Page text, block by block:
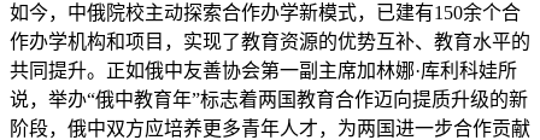
如今，中俄院校主动探索合作办学新模式，已建有150余个合
作办学机构和项目，实现了教育资源的优势互补、教育水平的
共同提升。正如俄中友善协会第一副主席加林娜·库利科娃所
说，举办“俄中教育年”标志着两国教育合作迈向提质升级的新
阶段，俄中双方应培养更多青年人才，为两国进一步合作贡献